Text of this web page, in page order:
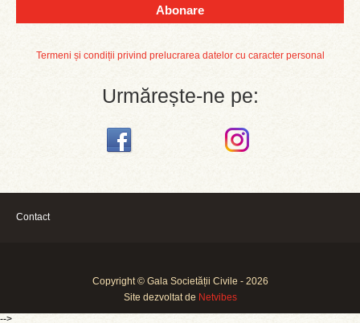
Abonare
Termeni și condiții privind prelucrarea datelor cu caracter personal
Urmărește-ne pe:
Contact
Copyright © Gala Societății Civile - 2026
Site dezvoltat de Netvibes
-->